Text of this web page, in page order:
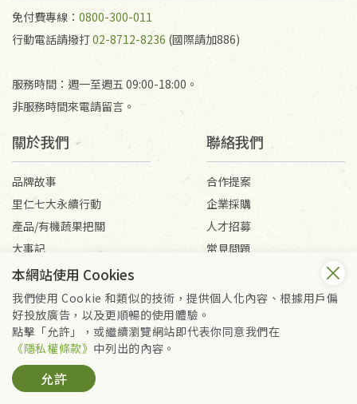
免付費專線： 0800-300-011
行動電話請撥打02-8712-8236 (國際請加886)
服務時間：週一至週五 09:00-18:00。
非服務時間來電請留言。
關於我們
品牌故事
里仁七大永續行動
產品/有機蔬果把關
大事記
媒體報導
聯絡我們
合作提案
企業採購
人才招募
常見問題
會員服務條款
隱私權政策
Copyright © 2026 里仁事業股份有限公司(統編：16301262) /
里仁網購股份有限公司(統編：25149752)
本網站使用 Cookies
我們使用 Cookie 和類似的技術，提供個人化內容、根據用戶偏
好投放廣告，以及更順暢的使用體驗。
點擊「允許」，或繼續瀏覽網站即代表你同意我們在
《隱私權條款》 中列出的內容。
允許